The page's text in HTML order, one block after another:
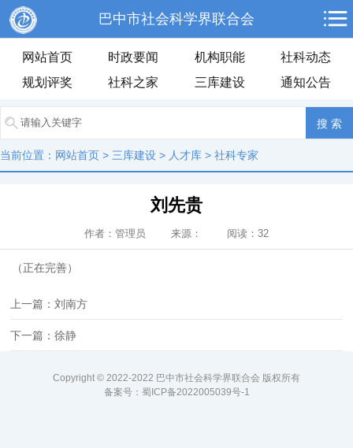
巴中市社会科学界联合会
网站首页 时政要闻 机构职能
社科动态
规划评奖
社科之家 三库建设 通知公告
当前位置： 网站首页 > 三库建设 > 人才库 > 社科专家
刘先贵
作者：管理员 来源： 阅读： 32
（正在完善）
上一篇：刘南方
下一篇：徐静
Copyright © 2022-2022 巴中市社会科学界联合会 版权所有
备案号： 蜀ICP备2022005039号-1